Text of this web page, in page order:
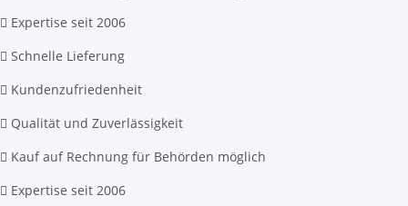
Expertise seit 2006
Schnelle Lieferung
Kundenzufriedenheit
Qualität und Zuverlässigkeit
Kauf auf Rechnung für Behörden möglich
Expertise seit 2006